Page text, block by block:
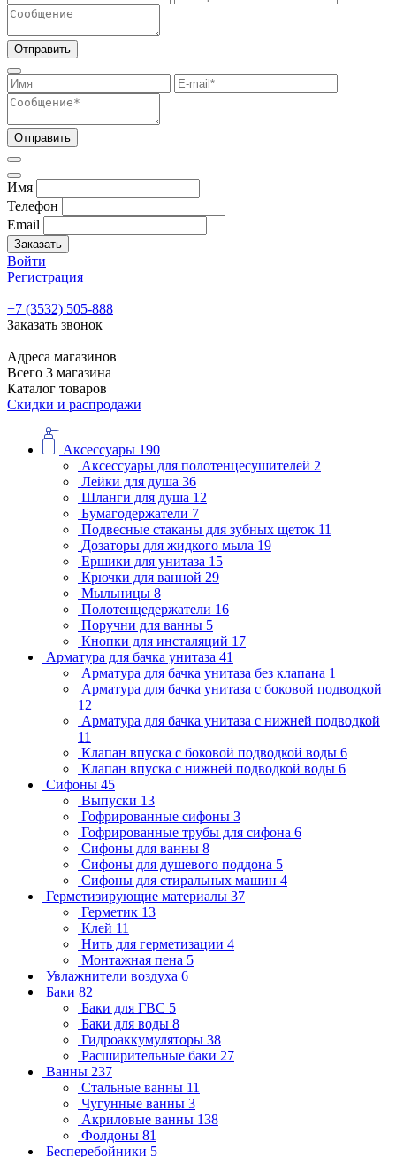
Отправить
Отправить
Имя
Телефон
Email
Заказать
Войти
Регистрация
+7 (3532) 505-888
Заказать звонок
Адреса магазинов
Всего 3 магазина
Каталог товаров
Скидки и распродажи
Аксессуары 190
Аксессуары для полотенцесушителей 2
Лейки для душа 36
Шланги для душа 12
Бумагодержатели 7
Подвесные стаканы для зубных щеток 11
Дозаторы для жидкого мыла 19
Ершики для унитаза 15
Крючки для ванной 29
Мыльницы 8
Полотенцедержатели 16
Поручни для ванны 5
Кнопки для инсталяций 17
Арматура для бачка унитаза 41
Арматура для бачка унитаза без клапана 1
Арматура для бачка унитаза с боковой подводкой
12
Арматура для бачка унитаза с нижней подводкой
11
Клапан впуска с боковой подводкой воды 6
Клапан впуска с нижней подводкой воды 6
Сифоны 45
Выпуски 13
Гофрированные сифоны 3
Гофрированные трубы для сифона 6
Сифоны для ванны 8
Сифоны для душевого поддона 5
Сифоны для стиральных машин 4
Герметизирующие материалы 37
Герметик 13
Клей 11
Нить для герметизации 4
Монтажная пена 5
Увлажнители воздуха 6
Баки 82
Баки для ГВС 5
Баки для воды 8
Гидроаккумуляторы 38
Расширительные баки 27
Ванны 237
Стальные ванны 11
Чугунные ванны 3
Акриловые ванны 138
Фолдоны 81
Бесперебойники 5